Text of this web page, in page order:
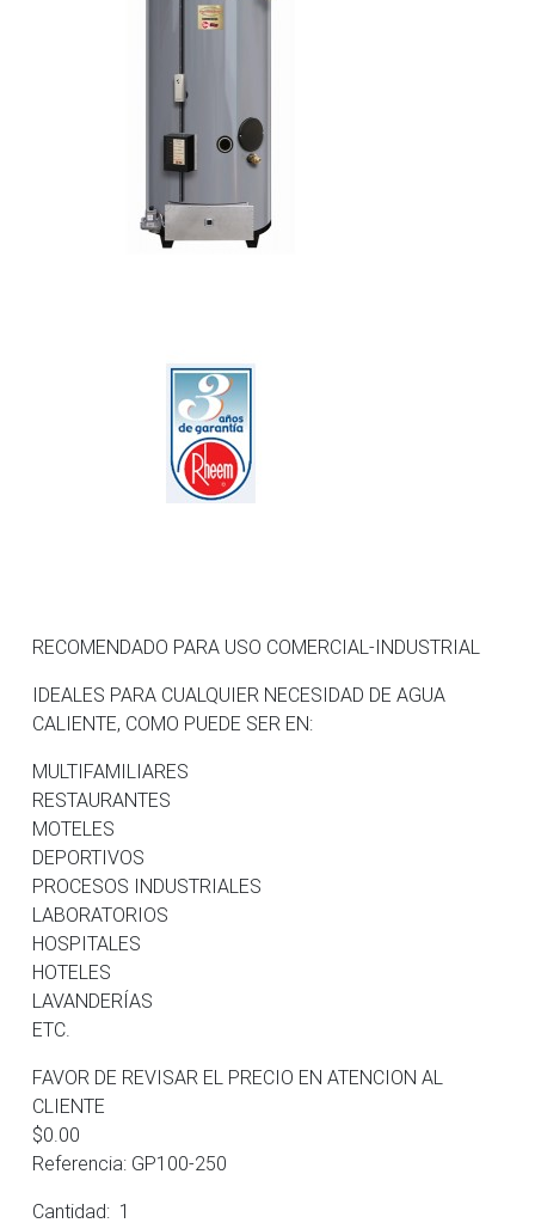
RECOMENDADO PARA USO COMERCIAL-INDUSTRIAL
IDEALES PARA CUALQUIER NECESIDAD DE AGUA
CALIENTE, COMO PUEDE SER EN:
MULTIFAMILIARES
RESTAURANTES
MOTELES
DEPORTIVOS
PROCESOS INDUSTRIALES
LABORATORIOS
HOSPITALES
HOTELES
LAVANDERÍAS
ETC.
FAVOR DE REVISAR EL PRECIO EN ATENCION AL
CLIENTE
$0.00
Referencia: GP100-250
Cantidad: 1